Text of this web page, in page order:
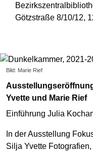
Götzstraße 8/10/12,
Bild: Marie Rief
Ausstellungseröffnung „Fokus und Fatigue“ Silja
Yvette und Marie Rief
Einführung Julia
In der Ausstellung
Silja Yvette